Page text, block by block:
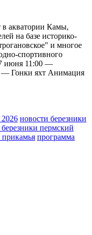
акватории Камы,
на базе историко-
и многое
спортивного
июня 11:00 —
— Гонки яхт Анимация
2026 новости березники
пермский
прикамья программа